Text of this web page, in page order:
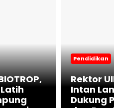
Pendidikan
Rektor
Intan
Dukung